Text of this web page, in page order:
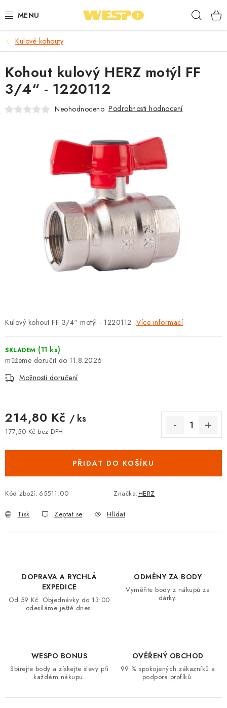
na
ARMATURY PRO TOPENÍ A VODU
TOPENÍ A OHŘEV VODY
TVAROVKY A TRUBKY
⭐ NEJLÉPE HODNOCENÉ
🏷️ VÝPRODEJ
⚡ NOVINKA
🎁 ODMĚNY ZA BODY
OBCHODNÍ PODMÍNKY
🚚 STAV OBJEDNÁVKY
VRÁCENÍ ZBOŽÍ A REKLAMACE
MOJE OBJEDNÁVKA
ZNAČKY
Podmínky ochrany osobních údajů
Moje objednávka
Kulové kohouty
Kulový kohout FF 3/4“ motýl - 1220112 Více informací
SKLADEM (11 ks)
11.8.2026
Možnosti doručení
214,80 Kč / ks
177,50 Kč bez DPH
PŘIDAT DO KOŠÍKU
Kód zboží: 65511.00 Značka:HERZ
Tisk Zeptat se Hlídat
Kohout kulový HERZ motýl FF
3/4“ - 1220112
Neohodnoceno Podrobnosti hodnocení
DOPRAVA A RYCHLÁ
EXPEDICE
Od 59 Kč. Objednávky do 13:00
odesíláme ještě dnes.
ODMĚNY ZA BODY
Vyměňte body z nákupů za
dárky.
WESPO BONUS
Sbírejte body a získejte slevy při
každém nákupu.
OVĚŘENÝ OBCHOD
99 % spokojených zákazníků a
podpora profíků.